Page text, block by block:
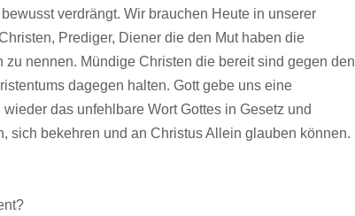
verdrängt. Wir brauchen Heute in unserer
Prediger, Diener die den Mut haben die
nennen. Mündige Christen die bereit sind gegen den
dagegen halten. Gott gebe uns eine
das unfehlbare Wort Gottes in Gesetz und
sich bekehren und an Christus Allein glauben können.